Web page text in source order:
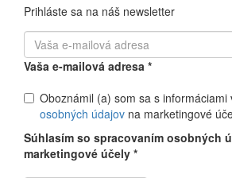
Prihláste sa na náš newsletter
Vaša e-mailová adresa *
Oboznámil (a) som sa s informáciami
osobných údajov na marketingové
Súhlasím so spracovaním osobných
marketingové účely *